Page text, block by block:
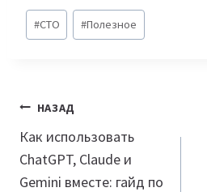
Метки
записи:
#CTO #Полезное
Навигация
по
записям
НАЗАД
Как использовать
ChatGPT, Claude и
Gemini вместе: гайд по